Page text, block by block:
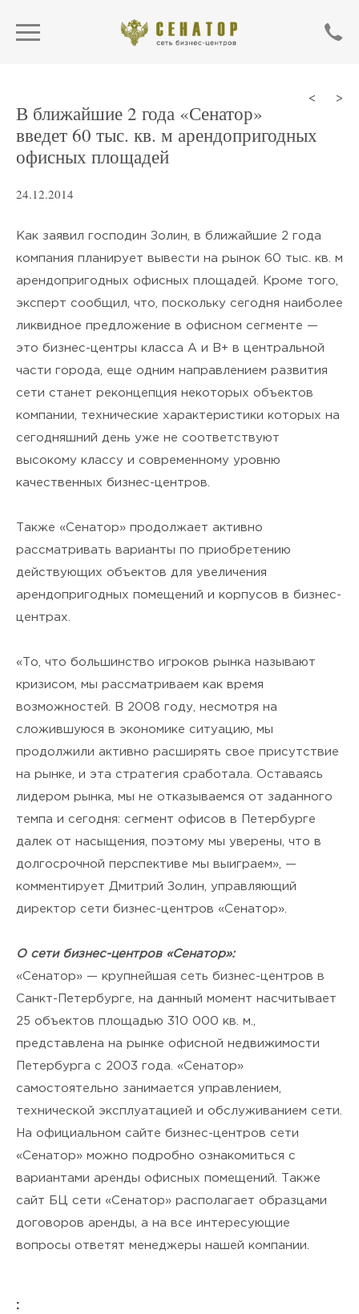
< >
В ближайшие 2 года «Сенатор»
введет 60 тыс. кв. м арендопригодных
офисных площадей
24.12.2014
Как заявил господин Золин, в ближайшие 2 года
компания планирует вывести на рынок 60 тыс. кв. м
арендопригодных офисных площадей. Кроме того,
эксперт сообщил, что, поскольку сегодня наиболее
ликвидное предложение в офисном сегменте —
это бизнес-центры класса А и В+ в центральной
части города, еще одним направлением развития
сети станет реконцепция некоторых объектов
компании, технические характеристики которых на
сегодняшний день уже не соответствуют
высокому классу и современному уровню
качественных бизнес-центров.
Также «Сенатор» продолжает активно
рассматривать варианты по приобретению
действующих объектов для увеличения
арендопригодных помещений и корпусов в бизнес-
центрах.
«То, что большинство игроков рынка называют
кризисом, мы рассматриваем как время
возможностей. В 2008 году, несмотря на
сложившуюся в экономике ситуацию, мы
продолжили активно расширять свое присутствие
на рынке, и эта стратегия сработала. Оставаясь
лидером рынка, мы не отказываемся от заданного
темпа и сегодня: сегмент офисов в Петербурге
далек от насыщения, поэтому мы уверены, что в
долгосрочной перспективе мы выиграем», —
комментирует Дмитрий Золин, управляющий
директор сети бизнес-центров «Сенатор».
О сети бизнес-центров «Сенатор»:
«Сенатор» — крупнейшая сеть бизнес-центров в
Санкт-Петербурге, на данный момент насчитывает
25 объектов площадью 310 000 кв. м.,
представлена на рынке офисной недвижимости
Петербурга с 2003 года. «Сенатор»
самостоятельно занимается управлением,
технической эксплуатацией и обслуживанием сети.
На официальном сайте бизнес-центров сети
«Сенатор» можно подробно ознакомиться с
вариантами аренды офисных помещений. Также
сайт БЦ сети «Сенатор» располагает образцами
договоров аренды, а на все интересующие
вопросы ответят менеджеры нашей компании.
:
ОТПРАВИТЬ
Нажимая кнопку «Отправить»,
я подтверждаю своёСогласие
на обработку персональных
Политикой
конфиденциальности